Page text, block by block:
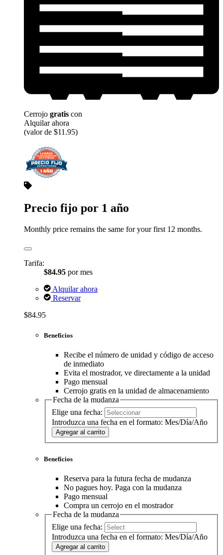
Cerrojo gratis con
Alquilar ahora
(valor de $11.95)
Precio fijo por 1 año
Monthly price remains the same for your first 12 months.
Tarifa:
$84.95 por mes
Alquilar ahora
Reservar
$84.95
Beneficios
Recibe el número de unidad y código de acceso
de inmediato
Evita el mostrador, ve directamente a la unidad
Pago mensual
Cerrojo gratis en la unidad de almacenamiento
Fecha de la mudanza
Elige una fecha:
Introduzca una fecha en el formato: Mes/Día/Año
Agregar al carrito
Beneficios
Reserva para la futura fecha de mudanza
No pagues hoy. Paga con la mudanza
Pago mensual
Compra un cerrojo en el mostrador
Fecha de la mudanza
Elige una fecha:
Introduzca una fecha en el formato: Mes/Día/Año
Agregar al carrito